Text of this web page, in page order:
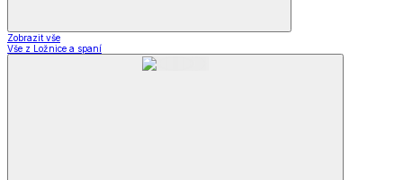
Zobrazit vše
Vše z Ložnice a spaní